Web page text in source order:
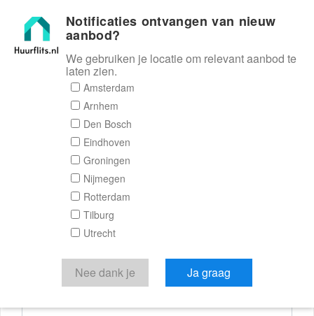
Huurflits
Reactieformulier
Huurflits
Verstuur je bericht
Door een bericht te sturen kom je in contact met de
aanbieder of makelaar van de woning.
Notificaties ontvangen van nieuw
aanbod?
We gebruiken je locatie om relevant aanbod te
laten zien.
Amsterdam
Arnhem
Den Bosch
Eindhoven
Groningen
Nijmegen
Rotterdam
Tilburg
Utrecht
Nee dank je Ja graag